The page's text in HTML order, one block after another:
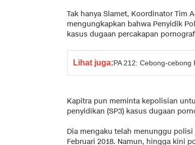
Tak hanya Slamet, Koordinator Tim
mengungkapkan bahwa Penyidik
kasus dugaan percakapan
Lihat juga:PA 212: Cebong-
Kapitra pun meminta kepolisian
penyidikan (SP3) kasus dugaan
Dia mengaku telah menunggu
Februari 2018. Namun, hingga kini